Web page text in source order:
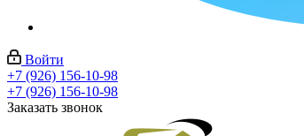
Войти
+7 (926) 156-10-98
+7 (926) 156-10-98
Заказать звонок